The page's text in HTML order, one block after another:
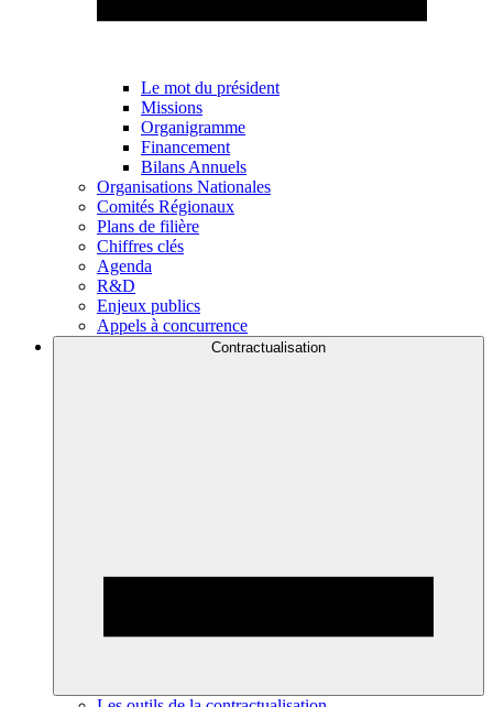
Le mot du président
Missions
Organigramme
Financement
Bilans Annuels
Organisations Nationales
Comités Régionaux
Plans de filière
Chiffres clés
Agenda
R&D
Enjeux publics
Appels à concurrence
Contractualisation